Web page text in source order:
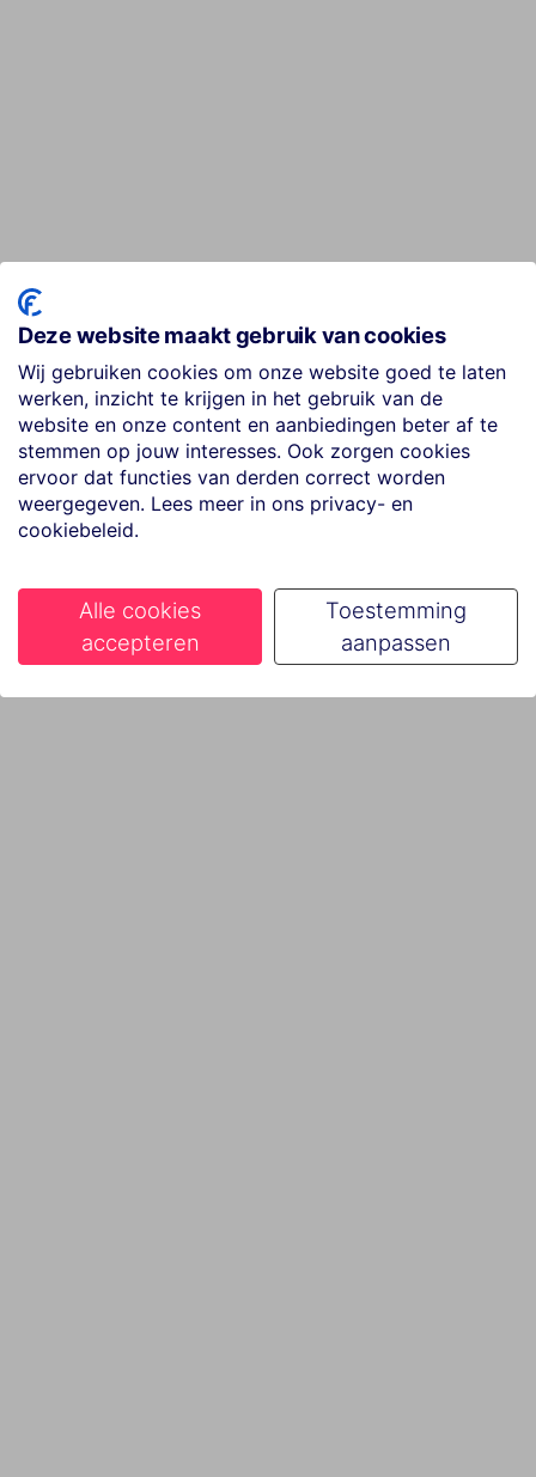
Deze website maakt gebruik van cookies
Wij gebruiken cookies om onze website goed te laten
werken, inzicht te krijgen in het gebruik van de
website en onze content en aanbiedingen beter af te
stemmen op jouw interesses. Ook zorgen cookies
ervoor dat functies van derden correct worden
weergegeven. Lees meer in ons privacy- en
cookiebeleid.
Alle cookies
accepteren
Toestemming
aanpassen